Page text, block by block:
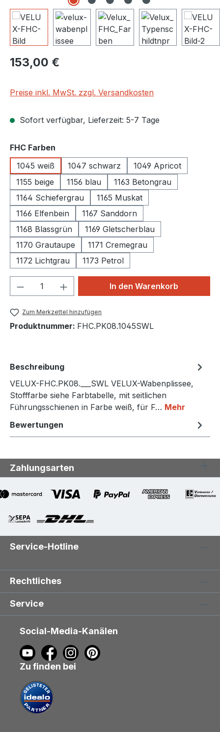
Regulärer Preis:
153,00 €
Preise inkl. MwSt. zzgl. Versandkosten
Sofort verfügbar, Lieferzeit: 5-7 Tage
FHC Farben
1045 weiß
1047 schwarz
1049 Apricot
1155 beige
1156 blau
1163 Betongrau
1164 Schiefergrau
1165 Muskat
1166 Elfenbein
1167 Sanddorn
1168 Blassgrün
1169 Gletscherblau
1170 Grautaupe
1171 Cremegrau
1172 Lichtgrau
1173 Petrol
Produkt Anzahl: Gib denIn den Warenkorb
Zum Merkzettel hinzufügen
Produktnummer: FHC.PK08.1045SWL
Beschreibung
VELUX-FHC.PK08.___SWL VELUX-Wabenplissee,
Stofffarbe siehe Farbtabelle, mit seitlichen
Führungsschienen in Farbe weiß, für F… Mehr
Bewertungen
Zahlungsarten
Service-Hotline
Rechtliches
Service
Social-Media-Kanälen
Zu finden bei